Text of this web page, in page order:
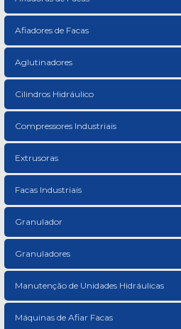
Afiadores de Facas
Aglutinadores
Cilindros Hidráulico
Compressores Industriais
Extrusoras
Facas Industriais
Granulador
Granuladores
Manutenção de Unidades Hidráulicas
Máquinas de Afiar Facas